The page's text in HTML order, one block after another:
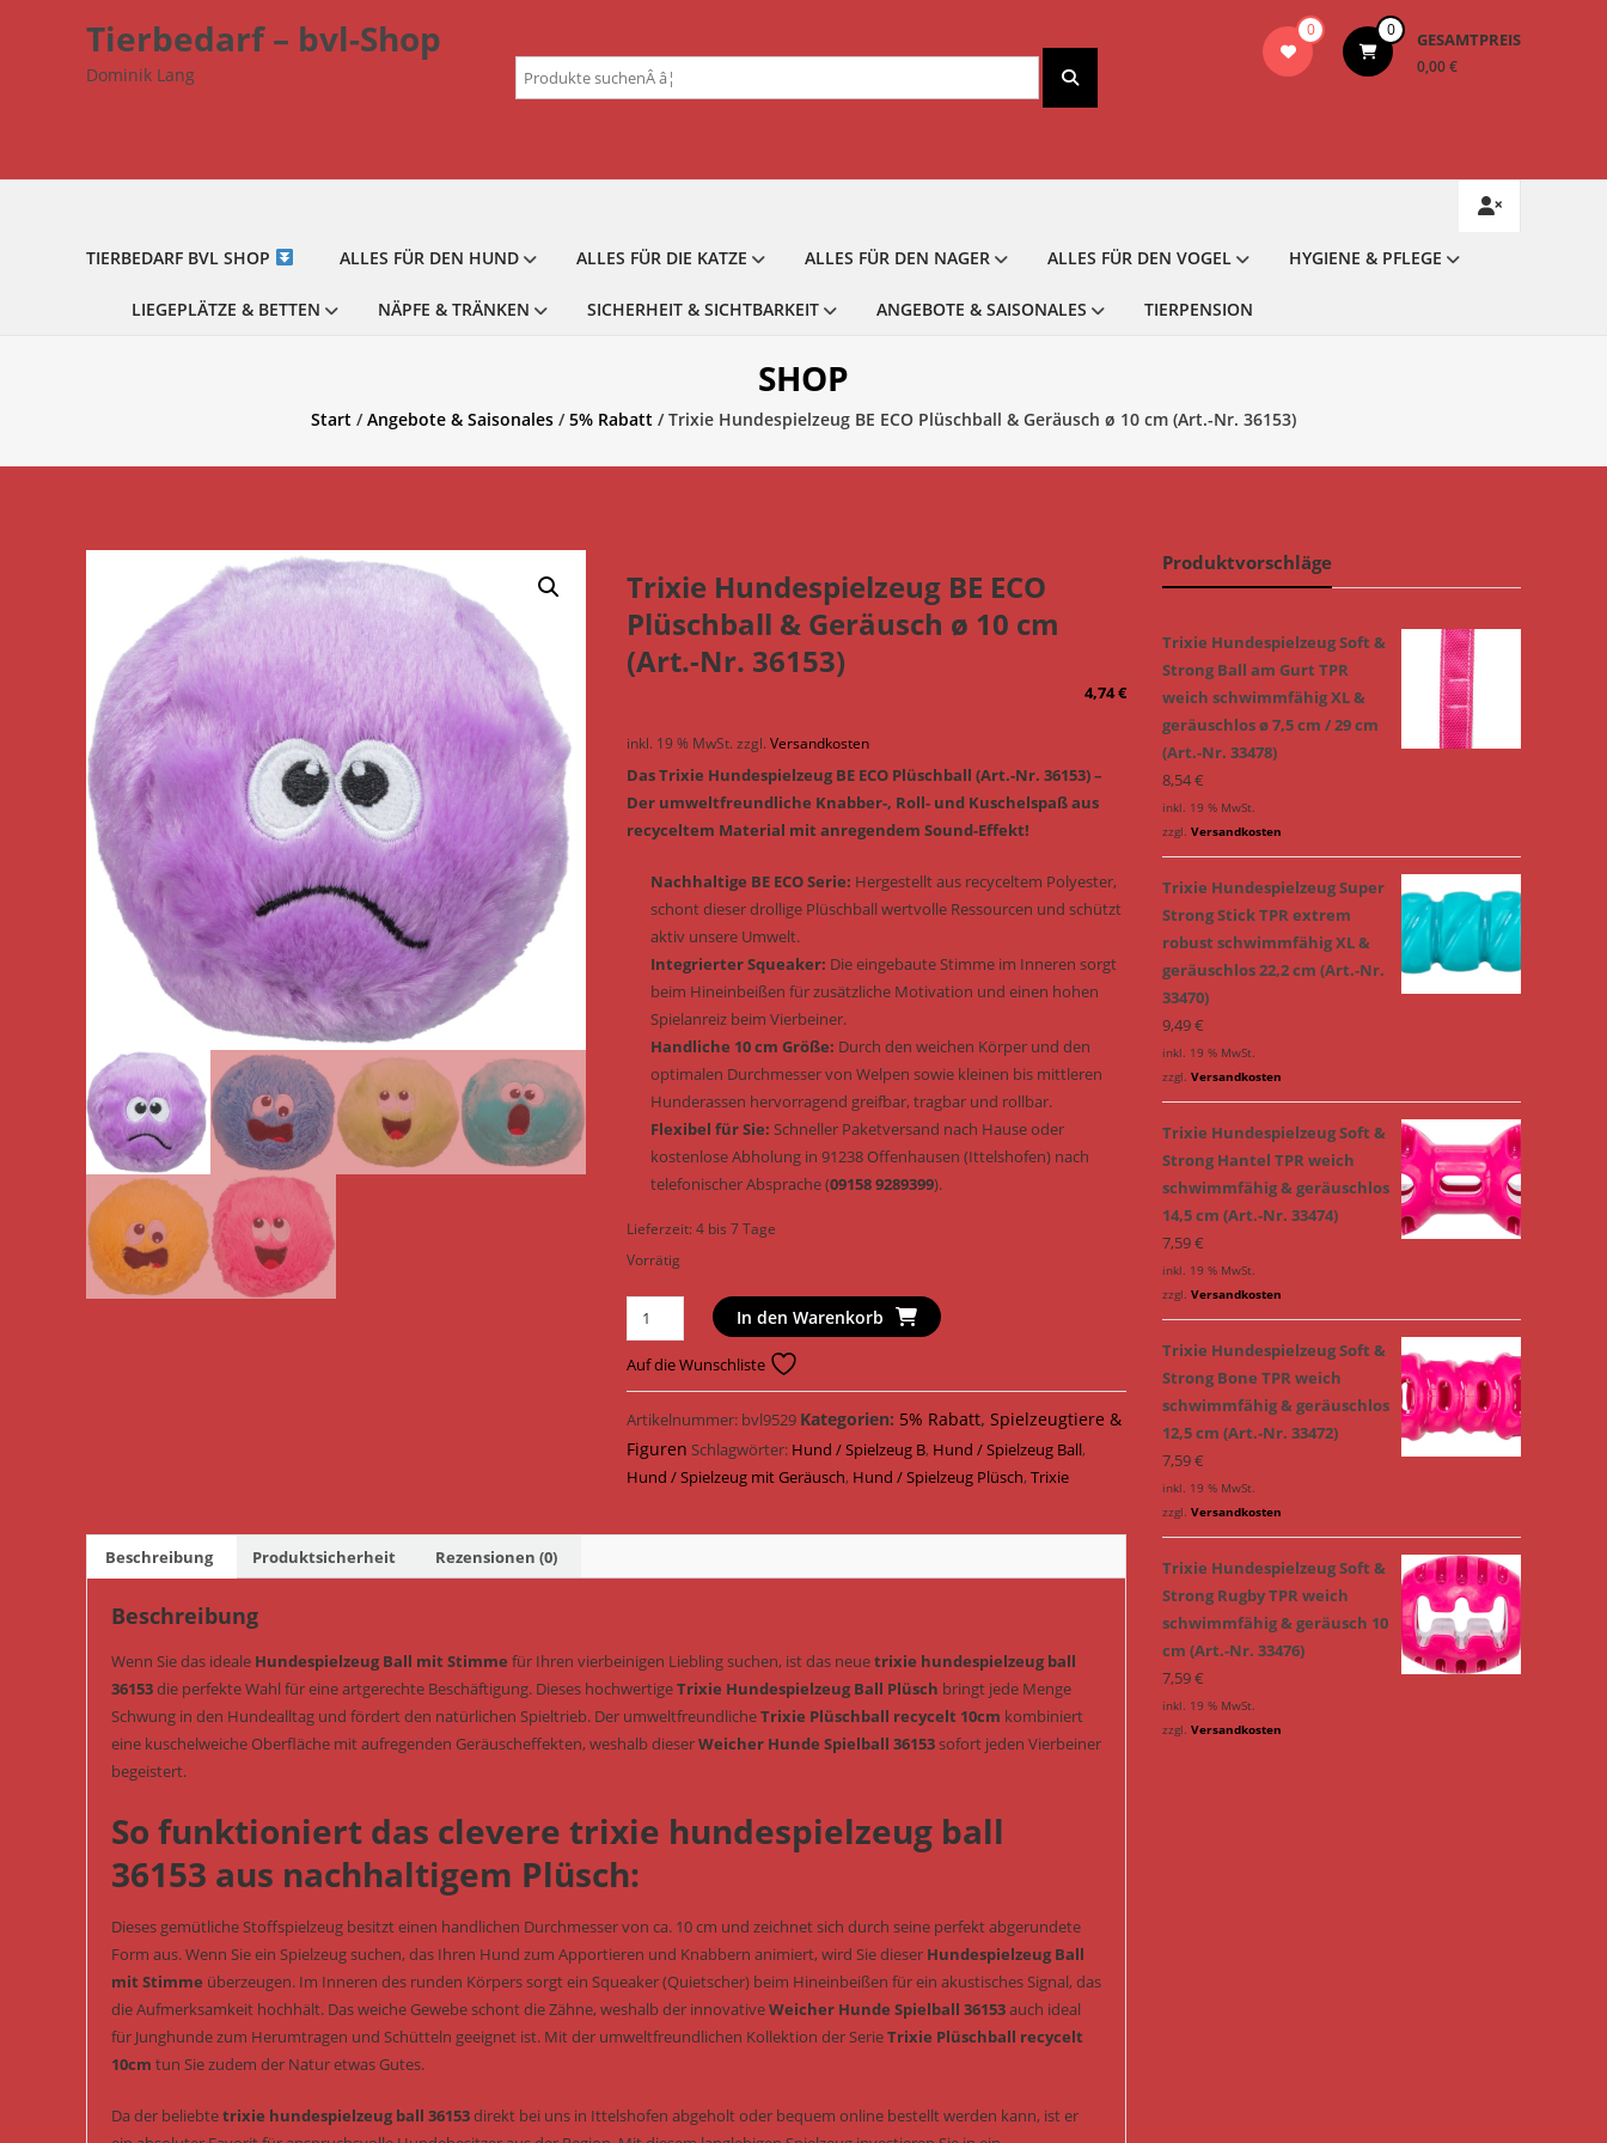
Tierbedarf – bvl-Shop
Dominik Lang
0 0 GESAMTPREIS
0,00 €
Suchen
nach:
TIERBEDARF BVL SHOP ALLES FÜR DEN HUND ALLES FÜR DIE KATZE ALLES FÜR DEN NAGER ALLES FÜR DEN VOGEL HYGIENE & PFLEGE
LIEGEPLÄTZE & BETTEN NÄPFE & TRÄNKEN SICHERHEIT & SICHTBARKEIT ANGEBOTE & SAISONALES TIERPENSION
SHOP
Start /Angebote & Saisonales /5% Rabatt / Trixie Hundespielzeug BE ECO Plüschball & Geräusch ø 10 cm (Art.-Nr. 36153)
Trixie Hundespielzeug BE ECO
Plüschball & Geräusch ø 10 cm
(Art.-Nr. 36153)
4,74€
inkl. 19 % MwSt. zzgl.Versandkosten
Das Trixie Hundespielzeug BE ECO Plüschball (Art.-Nr. 36153) –
Der umweltfreundliche Knabber-, Roll- und Kuschelspaß aus
recyceltem Material mit anregendem Sound-Effekt!
Nachhaltige BE ECO Serie: Hergestellt aus recyceltem Polyester,
schont dieser drollige Plüschball wertvolle Ressourcen und schützt
aktiv unsere Umwelt.
Integrierter Squeaker: Die eingebaute Stimme im Inneren sorgt
beim Hineinbeißen für zusätzliche Motivation und einen hohen
Spielanreiz beim Vierbeiner.
Handliche 10 cm Größe: Durch den weichen Körper und den
optimalen Durchmesser von Welpen sowie kleinen bis mittleren
Hunderassen hervorragend greifbar, tragbar und rollbar.
Flexibel für Sie: Schneller Paketversand nach Hause oder
kostenlose Abholung in 91238 Offenhausen (Ittelshofen) nach
telefonischer Absprache (09158 9289399).
Lieferzeit:4 bis 7 Tage
Vorrätig
Trixie
Hundespielzeug
BE
ECO
Plüschball
&
Geräusch
(Art.-
Menge
In den Warenkorb
Auf die Wunschliste
Artikelnummer: bvl9529 Kategorien: 5% Rabatt,Spielzeugtiere &
Figuren Schlagwörter: Hund / Spielzeug B, Hund / Spielzeug Ball,
Hund / Spielzeug mit Geräusch, Hund / Spielzeug Plüsch,Trixie
Beschreibung Produktsicherheit Rezensionen (0)
Beschreibung
Wenn Sie das ideale Hundespielzeug Ball mit Stimme für Ihren vierbeinigen Liebling suchen, ist das neuetrixie hundespielzeug ball
36153die perfekte Wahl für eine artgerechte Beschäftigung. Dieses hochwertigeTrixie Hundespielzeug Ball Plüsch bringt jede Menge
Schwung in den Hundealltag und fördert den natürlichen Spieltrieb. Der umweltfreundlicheTrixie Plüschball recycelt 10cm kombiniert
eine kuschelweiche Oberfläche mit aufregenden Geräuscheffekten, weshalb dieserWeicher Hunde Spielball 36153sofort jeden Vierbeiner
begeistert.
So funktioniert das clevere trixie hundespielzeug ball
36153 aus nachhaltigem Plüsch:
Dieses gemütliche Stoffspielzeug besitzt einen handlichen Durchmesser von ca. 10 cm und zeichnet sich durch seine perfekt abgerundete
Form aus. Wenn Sie ein Spielzeug suchen, das Ihren Hund zum Apportieren und Knabbern animiert, wird Sie dieser Hundespielzeug Ball
mit Stimme überzeugen. Im Inneren des runden Körpers sorgt ein Squeaker (Quietscher) beim Hineinbeißen für ein akustisches Signal, das
die Aufmerksamkeit hochhält. Das weiche Gewebe schont die Zähne, weshalb der innovativeWeicher Hunde Spielball 36153auch ideal
für Junghunde zum Herumtragen und Schütteln geeignet ist. Mit der umweltfreundlichen Kollektion der SerieTrixie Plüschball recycelt
10cm tun Sie zudem der Natur etwas Gutes.
Da der beliebtetrixie hundespielzeug ball 36153direkt bei uns in Ittelshofen abgeholt oder bequem online bestellt werden kann, ist er
Produktvorschläge
Trixie Hundespielzeug Soft &
Strong Ball am Gurt TPR
weich schwimmfähig XL &
geräuschlos ø 7,5 cm / 29 cm
(Art.-Nr. 33478)
8,54€
inkl. 19 % MwSt.
zzgl. Versandkosten
Trixie Hundespielzeug Super
Strong Stick TPR extrem
robust schwimmfähig XL &
geräuschlos 22,2 cm (Art.-Nr.
33470)
9,49€
inkl. 19 % MwSt.
zzgl. Versandkosten
Trixie Hundespielzeug Soft &
Strong Hantel TPR weich
schwimmfähig & geräuschlos
14,5 cm (Art.-Nr. 33474)
7,59€
inkl. 19 % MwSt.
zzgl. Versandkosten
Trixie Hundespielzeug Soft &
Strong Bone TPR weich
schwimmfähig & geräuschlos
12,5 cm (Art.-Nr. 33472)
7,59€
inkl. 19 % MwSt.
zzgl. Versandkosten
Trixie Hundespielzeug Soft &
Strong Rugby TPR weich
schwimmfähig & geräusch 10
cm (Art.-Nr. 33476)
7,59€
inkl. 19 % MwSt.
zzgl. Versandkosten